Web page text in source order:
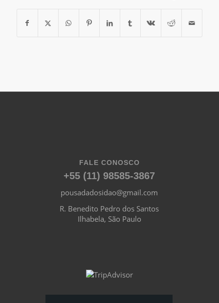
FALE CONOSCO
+55 (11) 98585-3867
pousadadosidao@gmail.com
R. Benedito Pedro dos Santos
Ilhabela, São Paulo